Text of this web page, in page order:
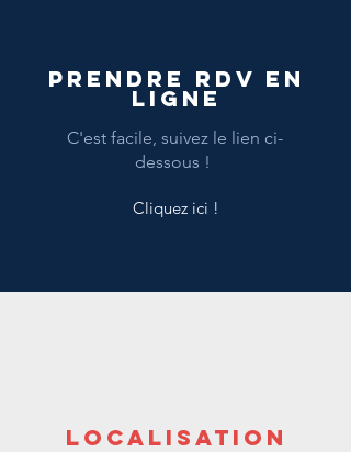
Prendre RDV en
ligne
C'est facile, suivez le lien ci-
dessous !
Cliquez ici !
LocalisatioN